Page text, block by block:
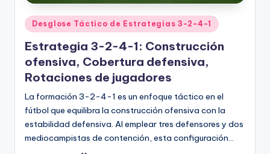
Posted
in
Desglose Táctico de Estrategias 3-2-4-1
Estrategia 3-2-4-1: Construcción
ofensiva, Cobertura defensiva,
Rotaciones de jugadores
La formación 3-2-4-1 es un enfoque táctico en el
fútbol que equilibra la construcción ofensiva con la
estabilidad defensiva. Al emplear tres defensores y dos
mediocampistas de contención, esta configuración…